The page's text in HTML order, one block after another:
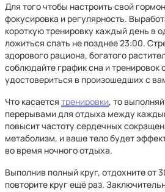
Для того чтобы настроить свой
фокусировка и регулярность.
короткую тренировку каждый день в
ложиться спать не позднее 23:00.
здорового рациона, богатого
соблюдайте график сна и тренировок
удостовериться в произошедших с
Что касается тренировки, то
перерывами для отдыха между
повысит частоту сердечных
метаболизм, и ваше тело будет
во время ночного отдыха.
Выполнив полный круг, отдохните от
повторите круг ещё раз.